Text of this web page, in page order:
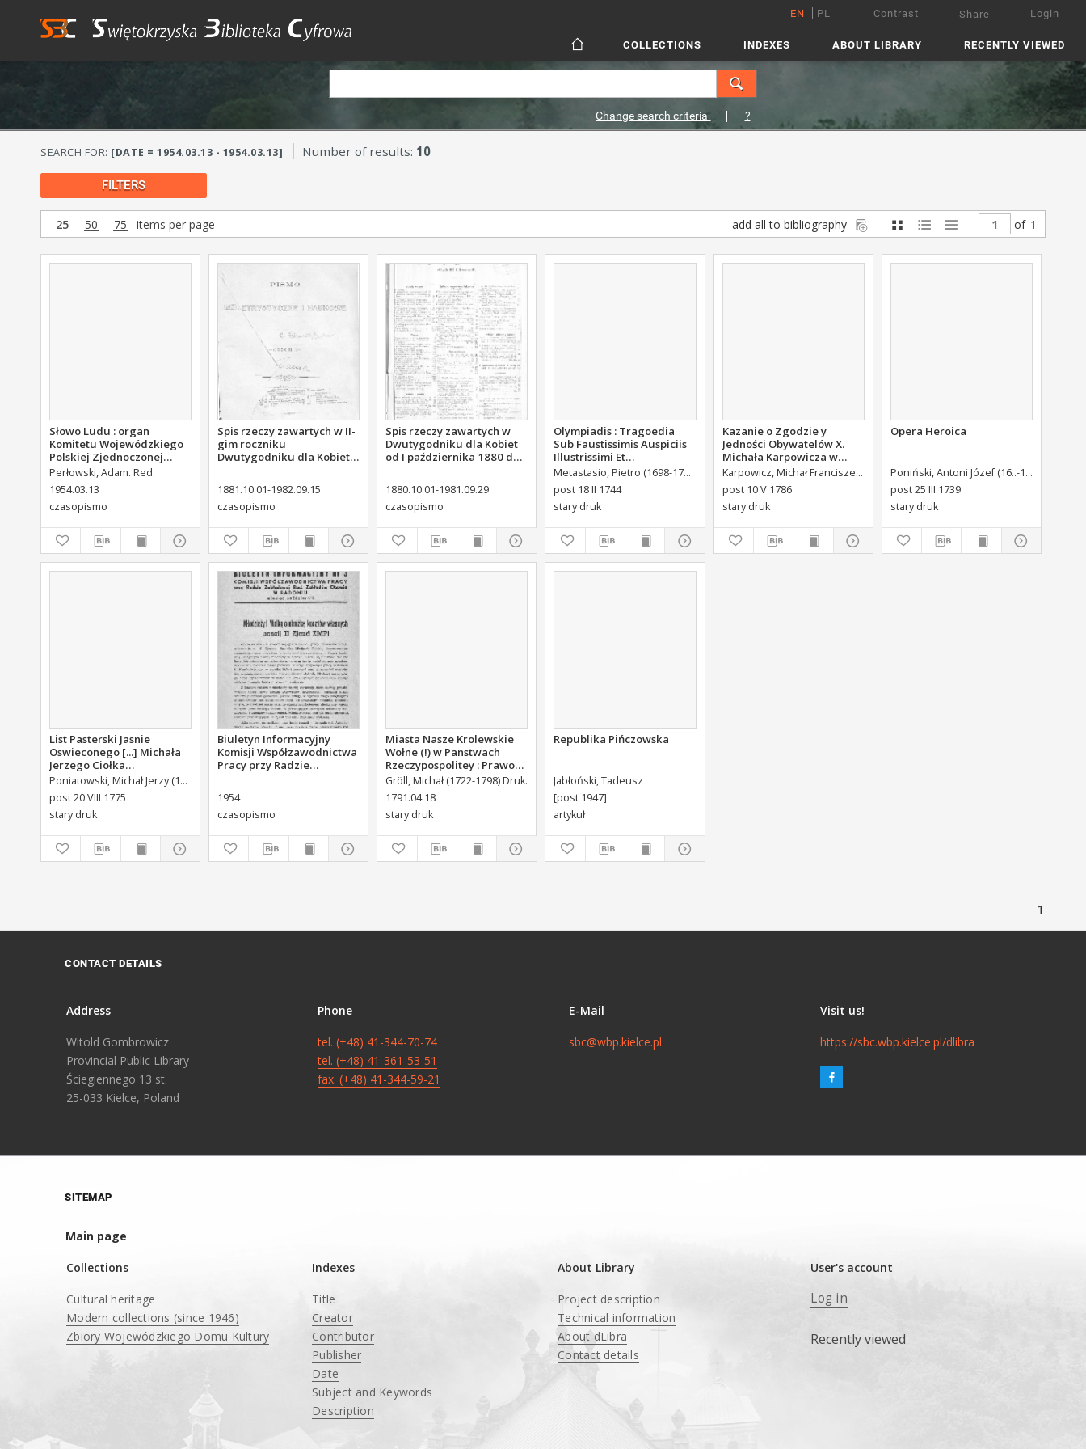
EN PL Contrast Share Login
COLLECTIONS INDEXES ABOUT LIBRARY RECENTLY VIEWED
Change search criteria ?
SEARCH FOR: [DATE = 1954.03.13 - 1954.03.13] Number of results: 10
FILTERS
25 50 75 items per page add all to bibliography of 1
Słowo Ludu : organ
Komitetu Wojewódzkiego
Polskiej Zjednoczonej
Partii Robotniczej, 1954,
R.4, nr 62
Perłowski, Adam. Red.
1954.03.13
czasopismo
Spis rzeczy zawartych w II-
gim roczniku
Dwutygodniku dla Kobiet
15. września 1882
1881.10.01-1982.09.15
czasopismo
Spis rzeczy zawartych w
Dwutygodniku dla Kobiet
od I października 1880 do
1880.10.01-1981.09.29
czasopismo
Olympiadis : Tragoedia
Sub Faustissimis Auspiciis
Illustrissimi Et
Eccellentissimi Comitis De
Brühl Liberi Baronis de
Forste & de Pfoerthen [...]
Metastasio, Pietro (1698-1782) Portalupi, Antoni Maria (1713-1791) Tł.
Brühl, Heinrich von (1700-1763)Adr. ded.
post 18 II 1744
stary druk
Kazanie o Zgodzie y
Jedności Obywatelów X.
Michała Karpowicza w
Uroczystosc Imienin [...]
Stanisława Augusta Krola
Miane [...].
Karpowicz, Michał Franciszek (1744-1803)
post 10 V 1786
stary druk
Opera Heroica
Poniński, Antoni Józef (16..-1742).
post 25 III 1739
stary druk
List Pasterski Jasnie
Oswieconego [...] Michała
Jerzego Ciołka
Poniatowskiego Biskupa
Płockiego Xiązęcia
Pułtuskiego [...] Do Oboyga
Stanu Tak Duchownego,
Swoiey Roku Panskiego
1775 [...] Wydany.
Poniatowski, Michał Jerzy (1736-1794)
post 20 VIII 1775
stary druk
Biuletyn Informacyjny
Komisji Współzawodnictwa
Pracy przy Radzie
Zakładów Obuwia w
Radomiu
1954
czasopismo
Miasta Nasze Krolewskie
Wołne (!) w Panstwach
Rzeczypospolitey : Prawo
uchwalone Dnia 18.
kwietnia 1791.
Gröll, Michał (1722-1798) Druk.
1791.04.18
stary druk
Republika Pińczowska
Jabłoński, Tadeusz
[post 1947]
artykuł
1
CONTACT DETAILS
Address
Witold Gombrowicz
Provincial Public Library
Ściegiennego 13 st.
25-033 Kielce, Poland
Phone
tel. (+48) 41-344-70-74
tel. (+48) 41-361-53-51
fax. (+48) 41-344-59-21
E-Mail
sbc@wbp.kielce.pl
Visit us!
https://sbc.wbp.kielce.pl/dlibra
SITEMAP
Main page
Collections
Cultural heritage
Modern collections (since 1946)
Zbiory Wojewódzkiego Domu Kultury
Indexes
Title
Creator
Contributor
Publisher
Date
Subject and Keywords
Description
About Library
Project description
Technical information
About dLibra
Contact details
User's account
Log in
Recently viewed